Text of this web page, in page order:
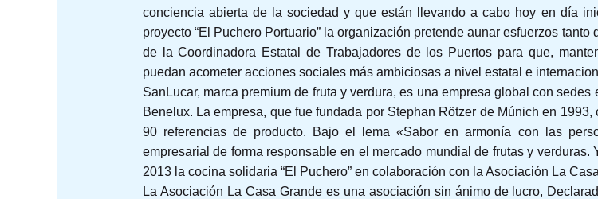
conciencia abierta de la sociedad y que están llevando a cabo hoy en día
proyecto “El Puchero Portuario” la organización pretende aunar esfuerzos
de la Coordinadora Estatal de Trabajadores de los Puertos para que,
puedan acometer acciones sociales más ambiciosas a nivel estatal e
SanLucar, marca premium de fruta y verdura, es una empresa global con
Benelux. La empresa, que fue fundada por Stephan Rötzer de Múnich en
90 referencias de producto. Bajo el lema «Sabor en armonía con las
empresarial de forma responsable en el mercado mundial de frutas y
2013 la cocina solidaria “El Puchero” en colaboración con la Asociación La
La Asociación La Casa Grande es una asociación sin ánimo de lucro,